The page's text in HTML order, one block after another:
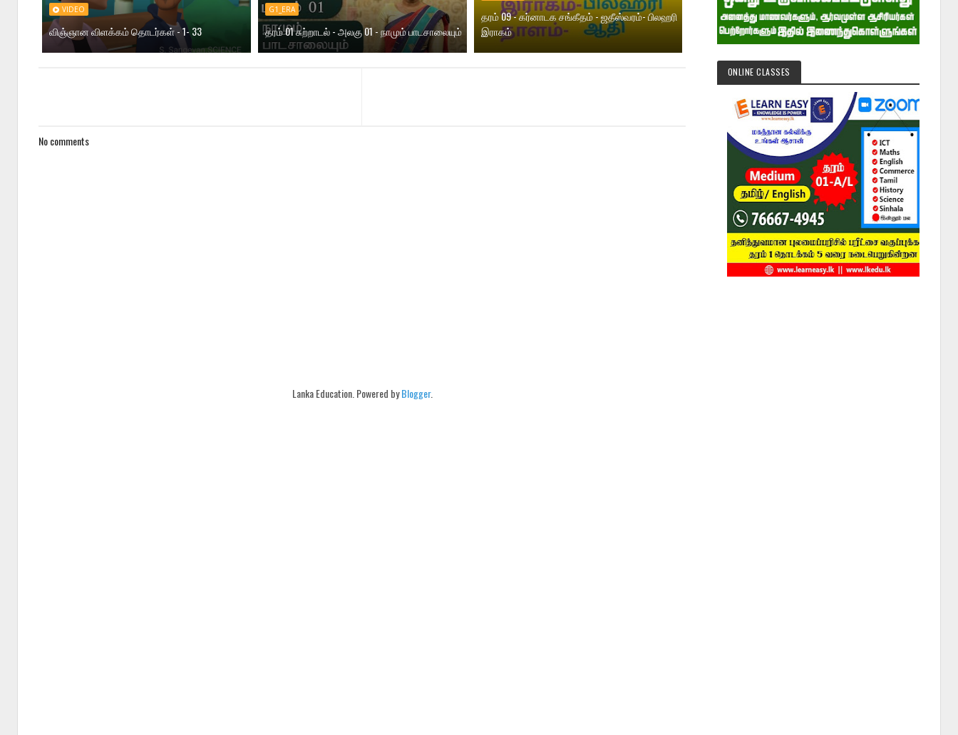
VIDEO
விஞ்ஞான விளக்கம் தொடர்கள் - 1- 33
G1_ERA
தரம் 01 சுற்றாடல் - அலகு 01 - நாமும் பாடசாலையும்
தரம் 09 - கர்னாடக சங்கீதம் - ஜதீஸ்வரம்- பிலஹரி
இராகம்
No comments
Lanka Education. Powered byBlogger.
ONLINE CLASSES